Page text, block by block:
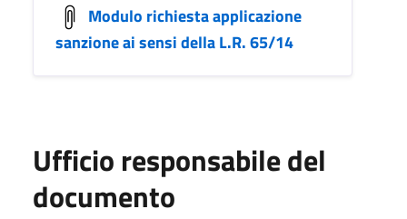
Modulo richiesta applicazione
sanzione ai sensi della L.R. 65/14
Ufficio responsabile del
documento